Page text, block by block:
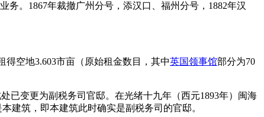
务。1867年裁撤广州分号，添汉口、福州分号，1882年汉
空地3.603市亩（原始租金数目，其中英国领事馆部分为70
已变更为副税务司官邸。在光绪十九年（西元1893年）闽海
建筑，即本建筑此时确实是副税务司的官邸。